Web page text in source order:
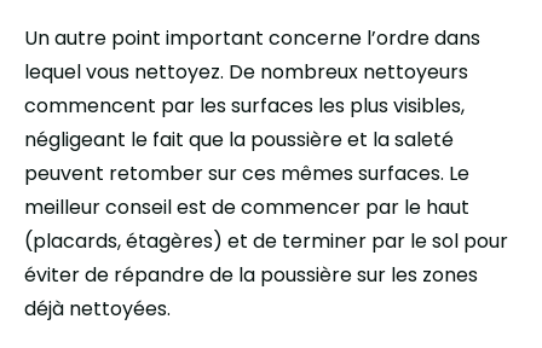
Un autre point important concerne l’ordre dans
lequel vous nettoyez. De nombreux nettoyeurs
commencent par les surfaces les plus visibles,
négligeant le fait que la poussière et la saleté
peuvent retomber sur ces mêmes surfaces. Le
meilleur conseil est de commencer par le haut
(placards, étagères) et de terminer par le sol pour
éviter de répandre de la poussière sur les zones
déjà nettoyées.